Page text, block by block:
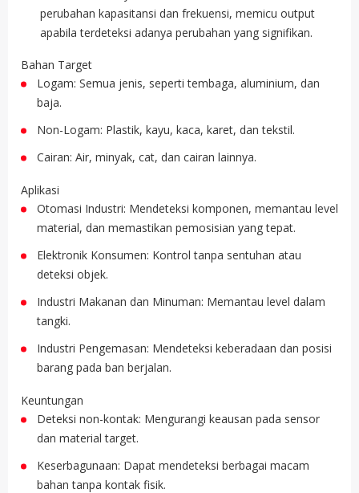
perubahan kapasitansi dan frekuensi, memicu output
apabila terdeteksi adanya perubahan yang signifikan.
Bahan Target
Logam: Semua jenis, seperti tembaga, aluminium, dan
baja.
Non-Logam: Plastik, kayu, kaca, karet, dan tekstil.
Cairan: Air, minyak, cat, dan cairan lainnya.
Aplikasi
Otomasi Industri: Mendeteksi komponen, memantau level
material, dan memastikan pemosisian yang tepat.
Elektronik Konsumen: Kontrol tanpa sentuhan atau
deteksi objek.
Industri Makanan dan Minuman: Memantau level dalam
tangki.
Industri Pengemasan: Mendeteksi keberadaan dan posisi
barang pada ban berjalan.
Keuntungan
Deteksi non-kontak: Mengurangi keausan pada sensor
dan material target.
Keserbagunaan: Dapat mendeteksi berbagai macam
bahan tanpa kontak fisik.